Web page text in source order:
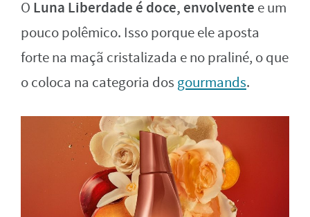
O Luna Liberdade é doce, envolvente e um
pouco polêmico. Isso porque ele aposta
forte na maçã cristalizada e no praliné, o que
o coloca na categoria dos gourmands.